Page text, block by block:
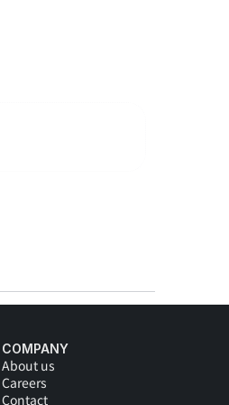
COMPANY
About us
Careers
Contact